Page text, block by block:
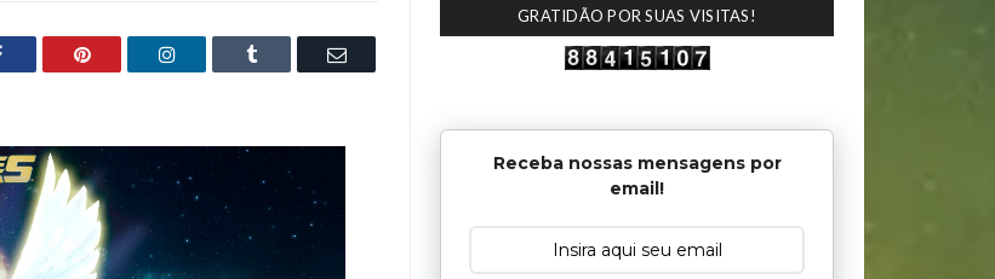
Facebook Pinterest LinkedIn Tumblr Email
GRATIDÃO POR SUAS VISITAS!
Receba nossas mensagens por
email!